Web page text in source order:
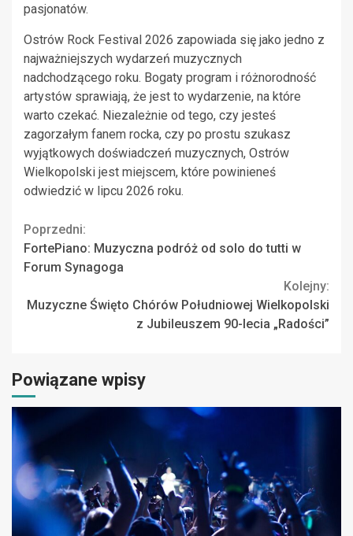
pasjonatów.
Ostrów Rock Festival 2026 zapowiada się jako jedno z
najważniejszych wydarzeń muzycznych
nadchodzącego roku. Bogaty program i różnorodność
artystów sprawiają, że jest to wydarzenie, na które
warto czekać. Niezależnie od tego, czy jesteś
zagorzałym fanem rocka, czy po prostu szukasz
wyjątkowych doświadczeń muzycznych, Ostrów
Wielkopolski jest miejscem, które powinieneś
odwiedzić w lipcu 2026 roku.
Continue
Reading
Poprzedni:
FortePiano: Muzyczna podróż od solo do tutti w
Forum Synagoga
Kolejny:
Muzyczne Święto Chórów Południowej Wielkopolski
z Jubileuszem 90-lecia „Radości”
Powiązane wpisy